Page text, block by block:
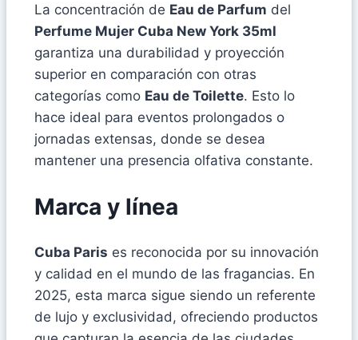
La concentración de Eau de Parfum del
Perfume Mujer Cuba New York 35ml
garantiza una durabilidad y proyección
superior en comparación con otras
categorías como Eau de Toilette. Esto lo
hace ideal para eventos prolongados o
jornadas extensas, donde se desea
mantener una presencia olfativa constante.
Marca y línea
Cuba Paris es reconocida por su innovación
y calidad en el mundo de las fragancias. En
2025, esta marca sigue siendo un referente
de lujo y exclusividad, ofreciendo productos